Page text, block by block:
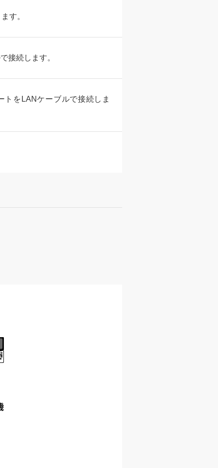
す。
接続します。
をLANケーブルで接続しま